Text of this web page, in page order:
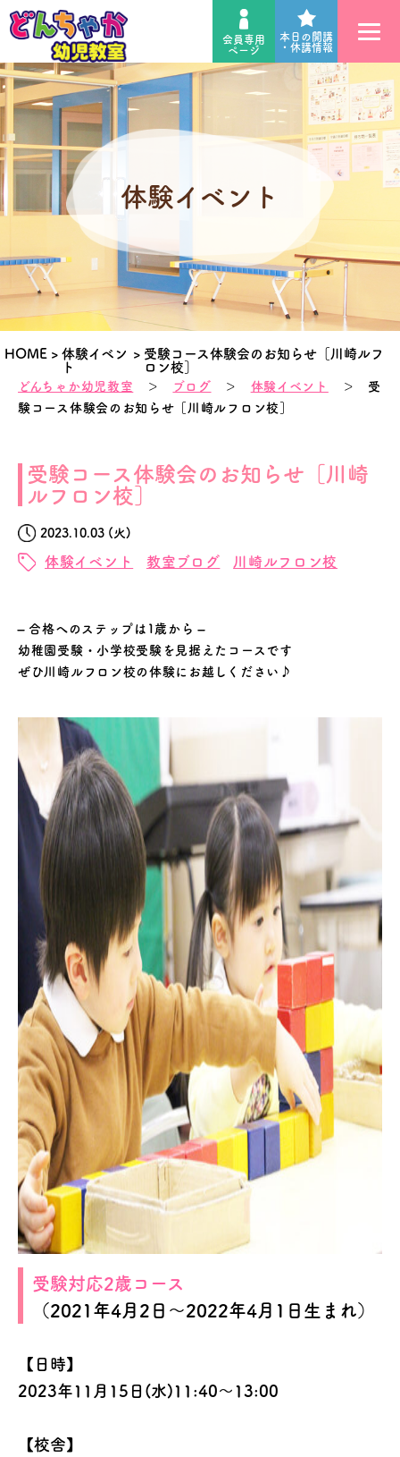
会員専用
ページ
本日の開講
・休講情報
HOME > 体験イベン
ト
> 受験コース体験会のお知らせ［川崎ルフ
ロン校］
体験イベント
どんちゃか幼児教室 ＞ ブログ ＞ 体験イベント
＞ 受
験コース体験会のお知らせ［川崎ルフロン校］
受験コース体験会のお知らせ［川崎
ルフロン校］
2023.10.03 (火)
体験イベント 教室ブログ 川崎ルフロン校
– 合格へのステップは1歳から –
幼稚園受験・小学校受験を見据えたコースです
ぜひ川崎ルフロン校の体験にお越しください♪
受験対応2歳コース
（2021年4月2日～2022年4月1日生まれ）
【日時】
2023年11月15日(水)11:40～13:00
【校舎】